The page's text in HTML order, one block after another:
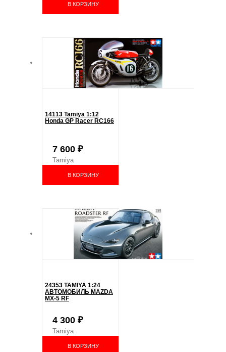
В КОРЗИНУ
14113 Tamiya 1:12
Honda GP Racer RC166
7 600 ₽
Tamiya
В КОРЗИНУ
24353 TAMIYA 1:24
АВТОМОБИЛЬ MAZDA
MX-5 RF
4 300 ₽
Tamiya
В КОРЗИНУ